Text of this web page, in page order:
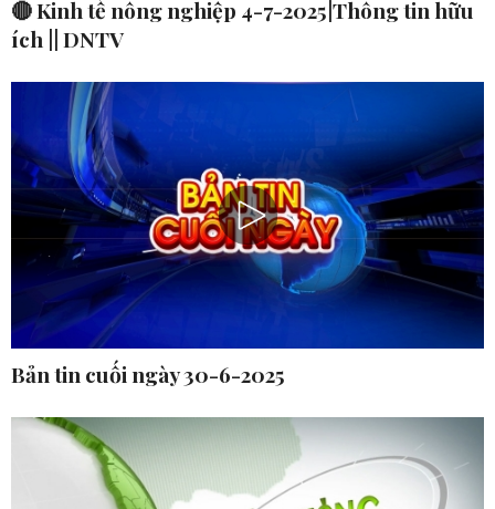
🔴 Kinh tế nông nghiệp 4-7-2025|Thông tin hữu
ích || DNTV
Bản tin cuối ngày 30-6-2025